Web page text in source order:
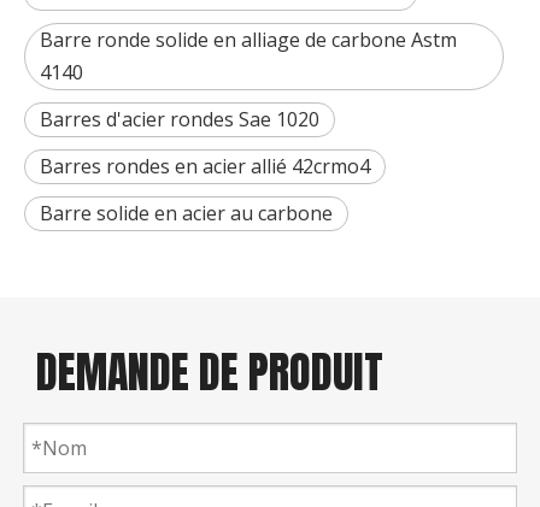
Barre ronde solide en alliage de carbone Astm
4140
Barres d'acier rondes Sae 1020
Barres rondes en acier allié 42crmo4
Barre solide en acier au carbone
DEMANDE DE PRODUIT